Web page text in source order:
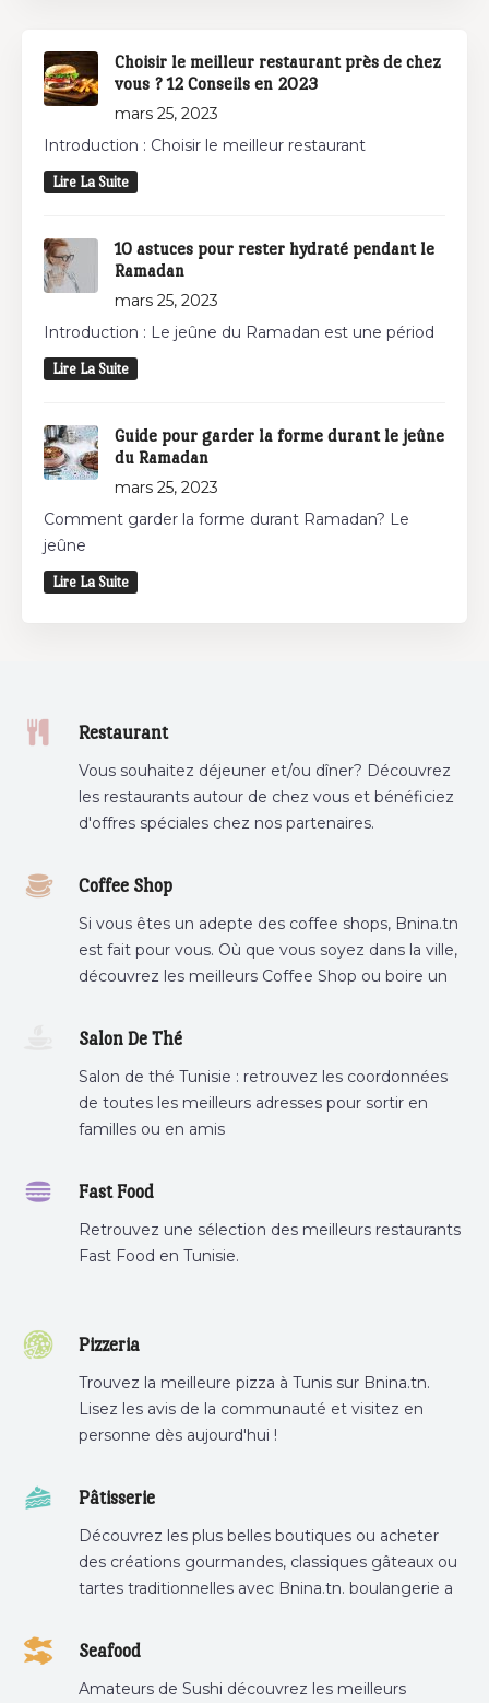
Choisir le meilleur restaurant près de chez
vous ? 12 Conseils en 2023
mars 25, 2023
Introduction : Choisir le meilleur restaurant
Lire La Suite
10 astuces pour rester hydraté pendant le
Ramadan
mars 25, 2023
Introduction : Le jeûne du Ramadan est une périod
Lire La Suite
Guide pour garder la forme durant le jeûne
du Ramadan
mars 25, 2023
Comment garder la forme durant Ramadan? Le
jeûne
Lire La Suite
Restaurant
Vous souhaitez déjeuner et/ou dîner? Découvrez
les restaurants autour de chez vous et bénéficiez
d'offres spéciales chez nos partenaires.
Coffee Shop
Si vous êtes un adepte des coffee shops, Bnina.tn
est fait pour vous. Où que vous soyez dans la ville,
découvrez les meilleurs Coffee Shop ou boire un
Salon De Thé
Salon de thé Tunisie : retrouvez les coordonnées
de toutes les meilleurs adresses pour sortir en
familles ou en amis
Fast Food
Retrouvez une sélection des meilleurs restaurants
Fast Food en Tunisie.
Pizzeria
Trouvez la meilleure pizza à Tunis sur Bnina.tn.
Lisez les avis de la communauté et visitez en
personne dès aujourd'hui !
Pâtisserie
Découvrez les plus belles boutiques ou acheter
des créations gourmandes, classiques gâteaux ou
tartes traditionnelles avec Bnina.tn. boulangerie a
tunis, pâtisserie sousse .
Seafood
Amateurs de Sushi découvrez les meilleurs